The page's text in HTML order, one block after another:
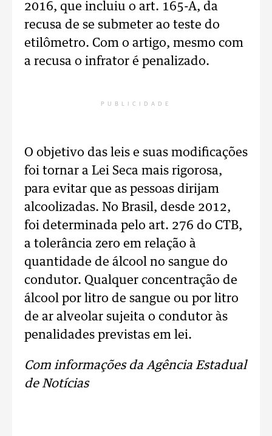
2016, que incluiu o art. 165-A, da
recusa de se submeter ao teste do
etilômetro. Com o artigo, mesmo com
a recusa o infrator é penalizado.
PUBLICIDADE
O objetivo das leis e suas modificações
foi tornar a Lei Seca mais rigorosa,
para evitar que as pessoas dirijam
alcoolizadas. No Brasil, desde 2012,
foi determinada pelo art. 276 do CTB,
a tolerância zero em relação à
quantidade de álcool no sangue do
condutor. Qualquer concentração de
álcool por litro de sangue ou por litro
de ar alveolar sujeita o condutor às
penalidades previstas em lei.
Com informações da Agência Estadual
de Notícias